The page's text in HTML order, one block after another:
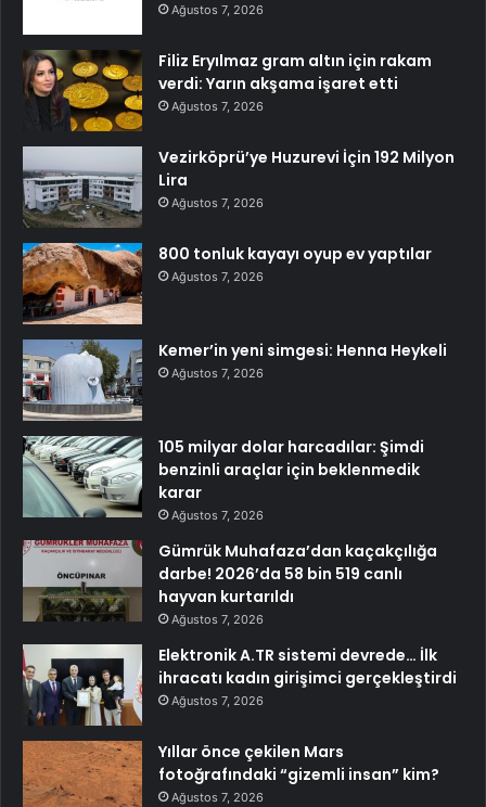
Ağustos 7, 2026
Filiz Eryılmaz gram altın için rakam
verdi: Yarın akşama işaret etti
Ağustos 7, 2026
Vezirköprü’ye Huzurevi İçin 192 Milyon
Lira
Ağustos 7, 2026
800 tonluk kayayı oyup ev yaptılar
Ağustos 7, 2026
Kemer’in yeni simgesi: Henna Heykeli
Ağustos 7, 2026
105 milyar dolar harcadılar: Şimdi
benzinli araçlar için beklenmedik
karar
Ağustos 7, 2026
Gümrük Muhafaza’dan kaçakçılığa
darbe! 2026’da 58 bin 519 canlı
hayvan kurtarıldı
Ağustos 7, 2026
Elektronik A.TR sistemi devrede… İlk
ihracatı kadın girişimci gerçekleştirdi
Ağustos 7, 2026
Yıllar önce çekilen Mars
fotoğrafındaki “gizemli insan” kim?
Ağustos 7, 2026